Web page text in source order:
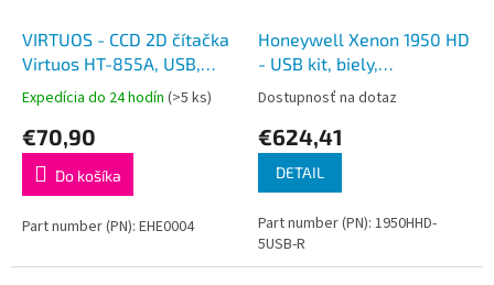
VIRTUOS - CCD 2D čítačka
Virtuos HT-855A, USB,
čierna
Expedícia do 24 hodín (>5 ks)
€70,90
Do košíka
Part number (PN): EHE0004
Honeywell Xenon 1950 HD
- USB kit, biely,
disinfectant-ready
housings scanner -
novinka !
Dostupnosť na dotaz
€624,41
DETAIL
Part number (PN): 1950HHD-
5USB-R